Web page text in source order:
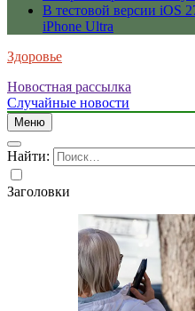
В тестовой версии iOS
iPhone Ultra
Здоровье
Новостная рассылка
Случайные новости
Меню
Найти:
Заголовки